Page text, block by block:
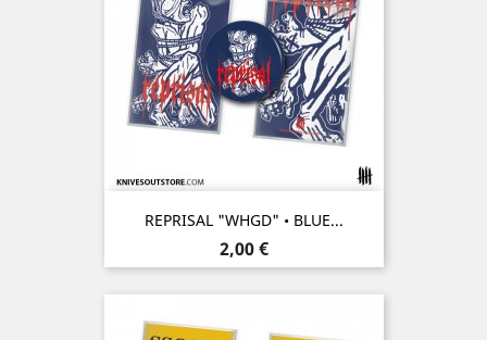
REPRISAL "WHGD" • BLUE...
Prix
2,00 €